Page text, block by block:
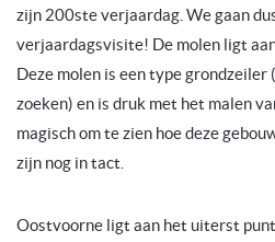
zijn 200ste verjaardag. We gaan
verjaardagsvisite! De molen ligt
Deze molen is een type grondzeiler
zoeken) en is druk met het malen
magisch om te zien hoe deze
zijn nog in tact.
Oostvoorne ligt aan het uiterst